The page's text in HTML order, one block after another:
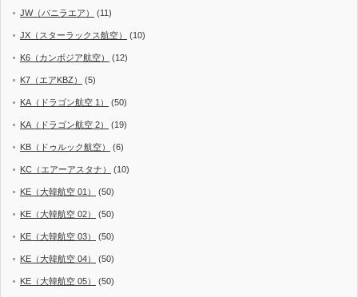
JW（バニラエア） (11)
JX（スターラックス航空） (10)
K6（カンボジア航空） (12)
K7（エアKBZ） (5)
KA（ドラゴン航空 1） (50)
KA（ドラゴン航空 2） (19)
KB（ドゥルック航空） (6)
KC（エアーアスタナ） (10)
KE（大韓航空 01） (50)
KE（大韓航空 02） (50)
KE（大韓航空 03） (50)
KE（大韓航空 04） (50)
KE（大韓航空 05） (50)